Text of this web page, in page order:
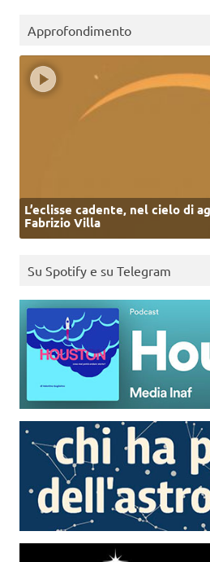
Approfondimento
L’eclisse cadente, nel cielo di
Fabrizio Villa
Su Spotify e su Telegram